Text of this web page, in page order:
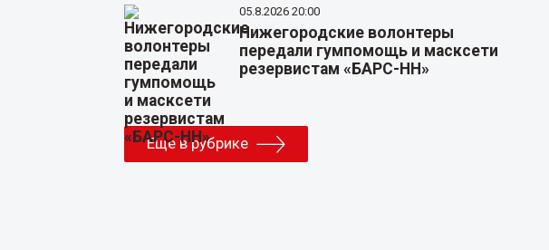
05.8.2026 20:00
Нижегородские волонтеры
передали гумпомощь и масксети
резервистам «БАРС-НН»
Еще в рубрике